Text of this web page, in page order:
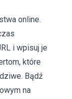
online.
i wpisuj je
które
Bądź
na